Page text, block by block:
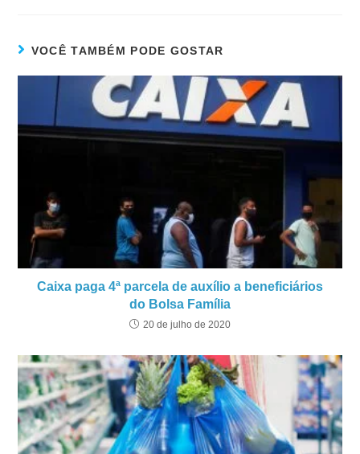
VOCÊ TAMBÉM PODE GOSTAR
Caixa paga 4ª parcela de auxílio a beneficiários
do Bolsa Família
20 de julho de 2020